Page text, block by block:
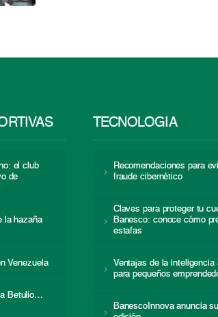
el club
de
la hazaña
Venezuela
Betulio…
TECNOLOGÍA
Recomendaciones para
fraude cibernético
Claves para proteger tu
Banesco: conoce cómo
estafas
Ventajas de la inteligencia
para pequeños
BanescoInnova anuncia